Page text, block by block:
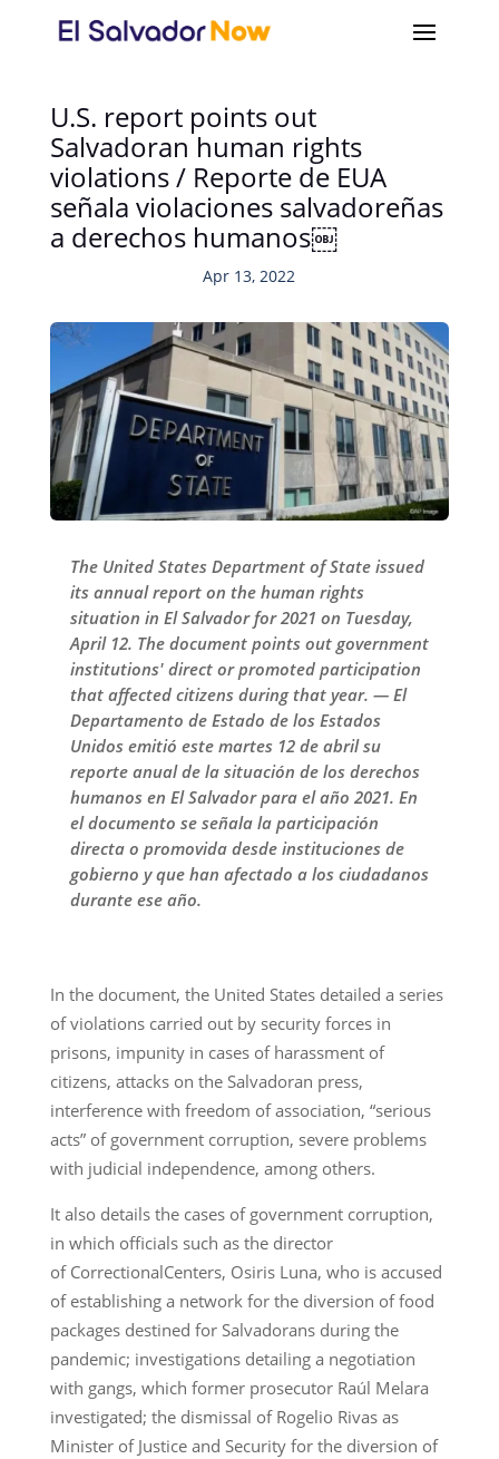
U.S. report points out
Salvadoran human rights
violations / Reporte de EUA
señala violaciones salvadoreñas
a derechos humanos￼
Apr 13, 2022
The United States Department of State issued
its annual report on the human rights
situation in El Salvador for 2021 on Tuesday,
April 12. The document points out government
institutions' direct or promoted participation
that affected citizens during that year. — El
Departamento de Estado de los Estados
Unidos emitió este martes 12 de abril su
reporte anual de la situación de los derechos
humanos en El Salvador para el año 2021. En
el documento se señala la participación
directa o promovida desde instituciones de
gobierno y que han afectado a los ciudadanos
durante ese año.
In the document, the United States detailed a series
of violations carried out by security forces in
prisons, impunity in cases of harassment of
citizens, attacks on the Salvadoran press,
interference with freedom of association, “serious
acts” of government corruption, severe problems
with judicial independence, among others.
It also details the cases of government corruption,
in which officials such as the director
of CorrectionalCenters, Osiris Luna, who is accused
of establishing a network for the diversion of food
packages destined for Salvadorans during the
pandemic; investigations detailing a negotiation
with gangs, which former prosecutor Raúl Melara
investigated; the dismissal of Rogelio Rivas as
Minister of Justice and Security for the diversion of